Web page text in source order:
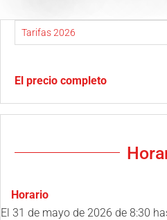
El precio completo
Horario
El 31 de mayo de 2026 de 8:30